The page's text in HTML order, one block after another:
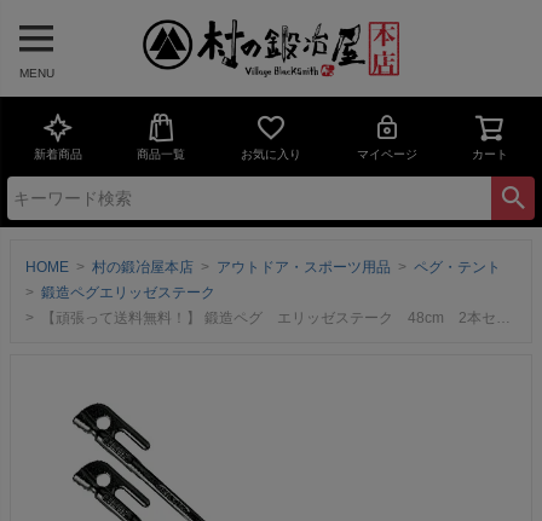
MENU
新着商品 商品一覧 お気に入り マイページ カート
HOME 村の鍛冶屋本店 アウトドア・スポーツ用品
ペグ・テント
鍛造ペグエリッゼステーク
【頑張って送料無料！】 鍛造ペグ エリッゼステーク 48cm 2本セット MK-480K×2 カチオン電着塗装 タープやテント、フラワーアーチの固定にも使えます デザインコンペでIDS賞受賞 ドッグアンカーとして使えます エリステ